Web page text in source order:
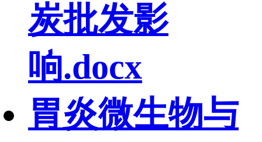
炭批发影
响.docx
胃炎微生物与